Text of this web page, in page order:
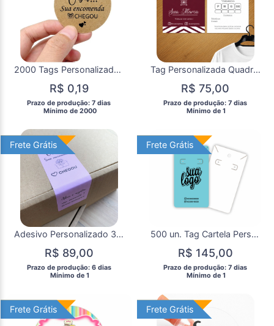
2000 Tags Personalizadas Kraft Redondas
R$ 0,19
Prazo de produção: 7 dias
  Mínimo de 2000
Tag Personalizada Quadrada Roupas e Produtos 50 un.
R$ 75,00
Prazo de produção: 7 dias
  Mínimo de 1
Frete Grátis
Frete Grátis
Adesivo Personalizado 3x6 100 un Lacre Retangular
R$ 89,00
Prazo de produção: 6 dias
  Mínimo de 1
Frete Grátis
Frete Grátis
500 un. Tag Cartela Personalizada Brincos e colar Joias
R$ 145,00
Prazo de produção: 7 dias
  Mínimo de 1
Frete Grátis
Frete Grátis Frete Grátis
Frete Grátis